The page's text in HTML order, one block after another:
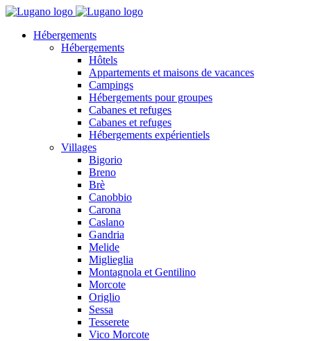
Hébergements
Hébergements
Hôtels
Appartements et maisons de vacances
Campings
Hébergements pour groupes
Cabanes et refuges
Cabanes et refuges
Hébergements expérientiels
Villages
Bigorio
Breno
Brè
Canobbio
Carona
Caslano
Gandria
Melide
Miglieglia
Montagnola et Gentilino
Morcote
Origlio
Sessa
Tesserete
Vico Morcote